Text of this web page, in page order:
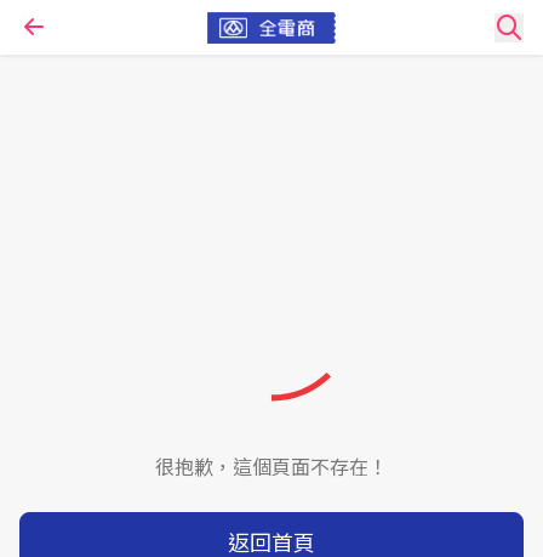
很抱歉，這個頁面不存在！
返回首頁